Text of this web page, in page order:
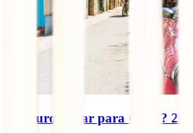
É seguro viajar para Cuba? 2025